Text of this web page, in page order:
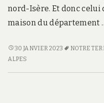
r
o
u
i
nord-Isère. Et donc celui
maison du département
PORTE
DES
30 JANVIER 2023 NOTRE
ALPES